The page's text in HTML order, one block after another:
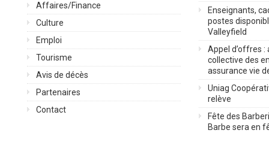
Affaires/Finance
Culture
Emploi
Tourisme
Avis de décès
Partenaires
Contact
Enseignants,
postes
Valleyfield
Appel d’offres :
collective des
assurance vie
Uniag
relève
Fête des
Barbe sera en